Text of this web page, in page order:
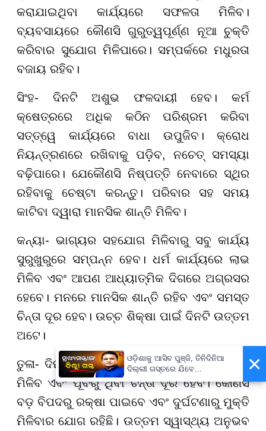
କରାଯାଇଥିବା କାର୍ଯ୍ୟରେ ସଫଳତା ମିଳିବ।
ବ୍ୟବସାୟରେ କୌଣସି ଗୁରୁତ୍ୱପୂର୍ଣ୍ଣ ନୂଆ ଚୁକ୍ତି
କରିବାର ସୁଯୋଗ ମିଳିପାରେ। ସମ୍ପର୍କରେ ମଧୁରତା
ବଜାୟ ରହିବ।
ସିଂହ- ଦିନଟି ଅଶୁଭ ଫଳଦାୟୀ ହେବ। କର୍ମ
କ୍ଷେତ୍ରରେ ଅଧିକ କଠିନ ପରିଶ୍ରମ କରିବା
ସତ୍ତ୍ୱେ କାର୍ଯ୍ୟରେ ବାଧା ଉପୁଜିବ। କ୍ରୋଧ
ନିୟନ୍ତ୍ରଣରେ ରଖିବାକୁ ପଡ଼ିବ, ନଚେତ୍ ସମସ୍ୟା
ବଢ଼ିପାରେ। ଯେକୌଣସି ନିଷ୍ପତ୍ତି ନେବାରେ ସ୍ଥିର
ରହିବାକୁ ଚେଷ୍ଟା କରନ୍ତୁ। ପରିବାର ସହ ସମୟ
କାଟିବା ଦ୍ୱାରା ମାନସିକ ଶାନ୍ତି ମିଳିବ।
କନ୍ୟା- ଭାଗ୍ୟର ସହଯୋଗ ମିଳିବାରୁ ସବୁ କାର୍ଯ୍ୟ
ସୁରୁଖୁରୁରେ ସମ୍ପନ୍ନ ହେବ। ଧର୍ମ କାର୍ଯ୍ୟରେ ଲାଭ
ମିଳିବ ଏବଂ ଆପଣ ଆଧ୍ୟାତ୍ମିକ ଦିଗରେ ଅଗ୍ରସର
ହେବେ। ମନରେ ମାନସିକ ଶାନ୍ତି ରହିବ ଏବଂ ସମସ୍ତ
ଚିନ୍ତା ଦୂର ହେବ। ଉଚ୍ଚ ଶିକ୍ଷା ପାଇଁ ଦିନଟି ଉତ୍ତମ
ଅଟେ।
ତୁଳା- ଦିନଟି ଶୁଭ ଫଳଦାୟୀ ରହିବ। ମାନସିକ ଶାନ୍ତି
ମିଳିବ ଏବଂ ପୂର୍ବରୁ ଥିବା ଚିନ୍ତା ଦୂର ହେବ। କୌଣସି
ବଡ଼ ବିପଦରୁ ରକ୍ଷା ପାଇବେ ଏବଂ ଦୁର୍ଘଟଣାରୁ ମୁକ୍ତି
ମିଳିବାର ଯୋଗ ରହିଛି। ଉତ୍ତମ ସ୍ୱାସ୍ଥ୍ୟ ଅନୁଭବ
×
ଓଡ଼ିଶାକୁ ଆସିବ ପୁଞ୍ଜି, ତିନିଦିନିଆ
ଦିଲ୍ଲୀ ଗସ୍ତରେ ଯିବେ
ମୁଖ୍ୟମନ୍ତ୍ରୀ ମୋହନ ମାଝୀ